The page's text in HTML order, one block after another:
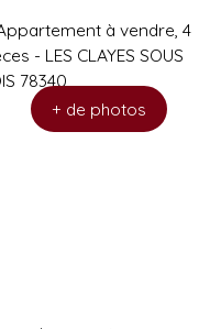
+ de photos